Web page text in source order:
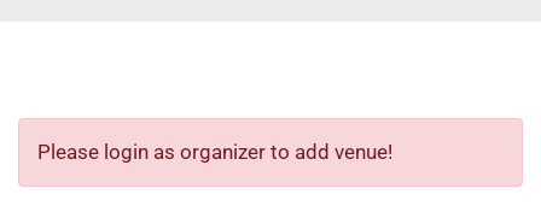
Please login as organizer to add venue!